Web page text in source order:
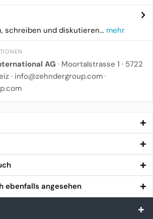
schreiben und diskutieren... mehr
AG · Moortalstrasse 1 · 5722
· info@zehndergroup.com ·
ebenfalls angesehen